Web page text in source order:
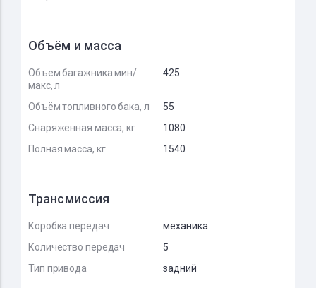
Объём и масса
Объем багажника мин/
макс, л
425
Объём топливного бака, л
55
Снаряженная масса, кг
1080
Полная масса, кг
1540
Трансмиссия
Коробка передач
механика
Количество передач
5
Тип привода
задний